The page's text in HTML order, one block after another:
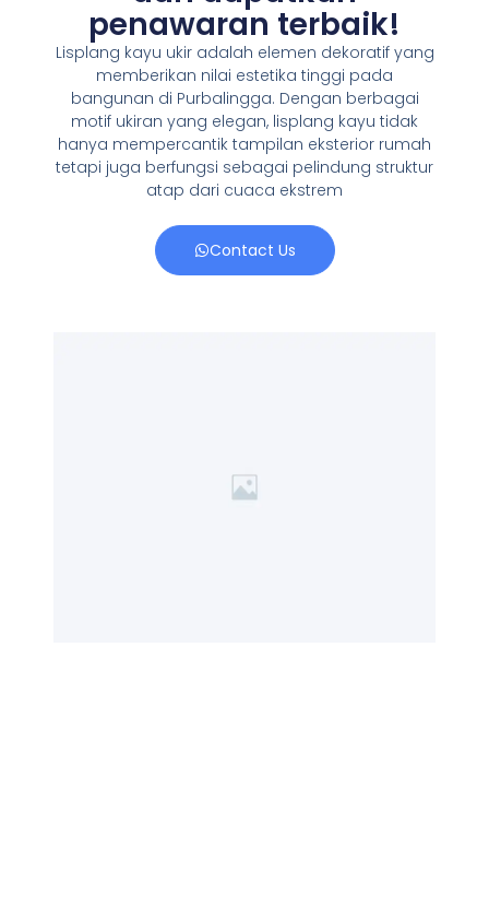
penawaran terbaik!
Lisplang kayu ukir adalah elemen dekoratif yang
memberikan nilai estetika tinggi pada
bangunan di Purbalingga. Dengan berbagai
motif ukiran yang elegan, lisplang kayu tidak
hanya mempercantik tampilan eksterior rumah
tetapi juga berfungsi sebagai pelindung struktur
atap dari cuaca ekstrem
Contact Us